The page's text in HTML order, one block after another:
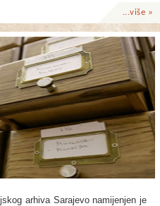
...više »
arhiva Sarajevo namijenjen je